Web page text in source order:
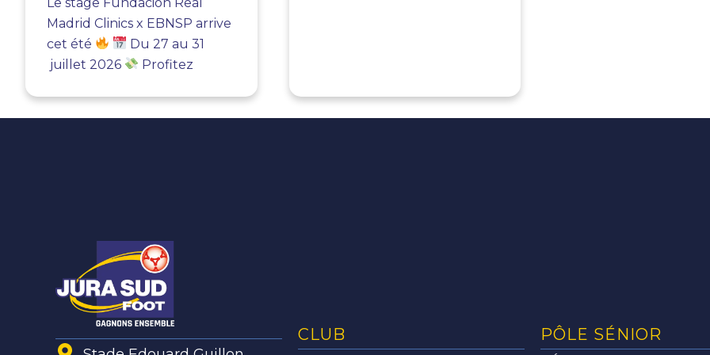
Madrid Clinics x EBNSP arrive
cet été
Du 27 au 31
juillet 2026
Profitez
CLUB PÔLE SÉNIOR